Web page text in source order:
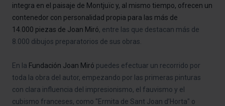
integra en el paisaje de Montjuïc y, al mismo tiempo, ofrecen un
contenedor con personalidad propia para las más de
14.000 piezas de Joan Miró, entre las que destacan más de
8.000 dibujos preparatorios de sus obras.
En la Fundación Joan Miró puedes efectuar un recorrido por
toda la obra del autor, empezando por las primeras pinturas
con clara influencia del impresionismo, el fauvismo y el
cubismo franceses, como "Ermita de Sant Joan d’Horta" o